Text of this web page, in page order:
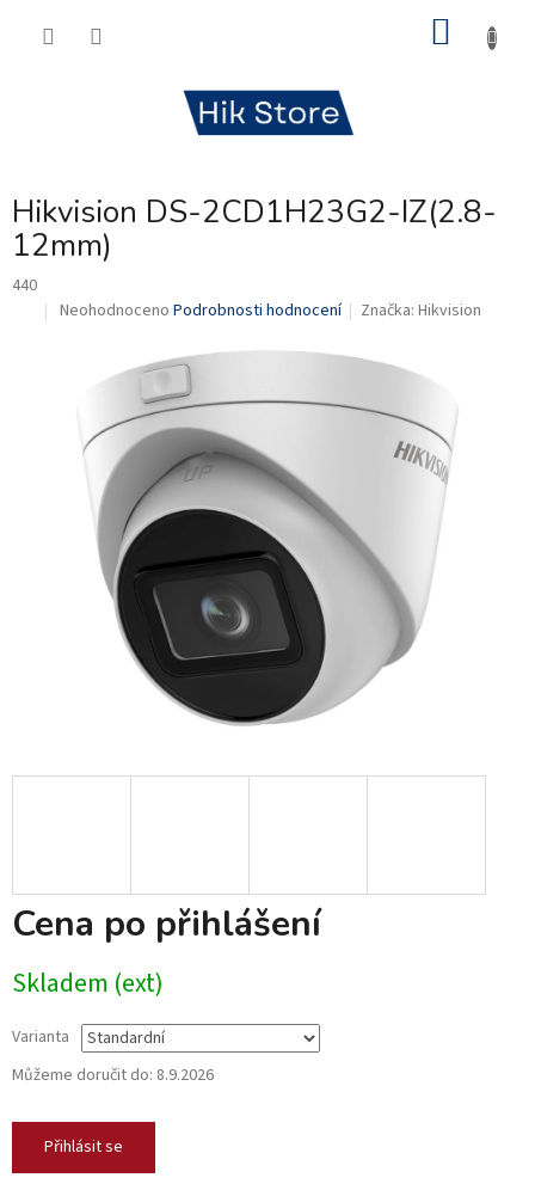
Hikvision DS-2CD1H23G2-IZ(2.8-
12mm)
440
Průměrné
hvězdiček.
Neohodnoceno Podrobnosti hodnocení Značka:Hikvision
Cena po přihlášení
Skladem (ext)
Varianta
Můžeme doručit do: 8.9.2026
Přihlásit se